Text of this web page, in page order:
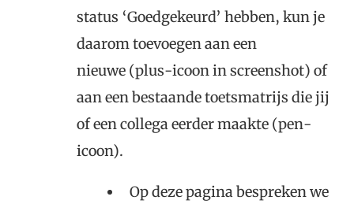
status ‘Goedgekeurd’ hebben, kun je
daarom toevoegen aan een
nieuwe (plus-icoon in screenshot) of
aan een bestaande toetsmatrijs die jij
of een collega eerder maakte (pen-
icoon).
Op deze pagina bespreken we